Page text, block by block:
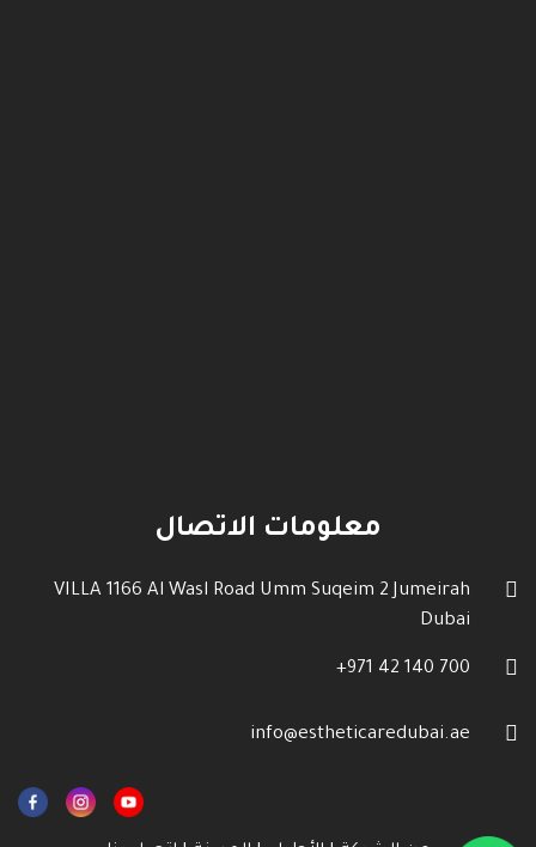
معلومات الاتصال
VILLA 1166 Al Wasl Road Umm Suqeim 2 Jumeirah
Dubai
700 140 42 971+
info@estheticaredubai.ae